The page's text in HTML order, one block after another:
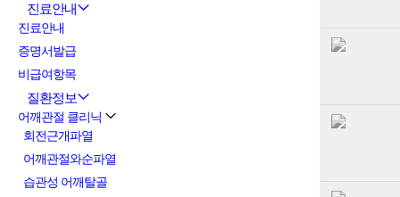
진료안내
진료안내
증명서발급
비급여항목
질환정보
어깨관절 클리닉
회전근개파열
어깨관절와순파열
습관성 어깨탈골